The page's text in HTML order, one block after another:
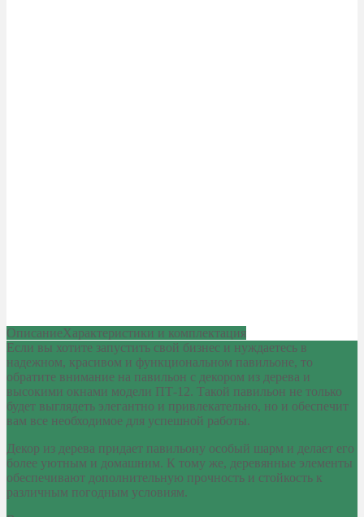
ОписаниеХарактеристики и комплектация
Если вы хотите запустить свой бизнес и нуждаетесь в
надежном, красивом и функциональном павильоне, то
обратите внимание на павильон с декором из дерева и
высокими окнами модели ПТ-12. Такой павильон не только
будет выглядеть элегантно и привлекательно, но и обеспечит
вам все необходимое для успешной работы.
Декор из дерева придает павильону особый шарм и делает его
более уютным и домашним. К тому же, деревянные элементы
обеспечивают дополнительную прочность и стойкость к
различным погодным условиям.